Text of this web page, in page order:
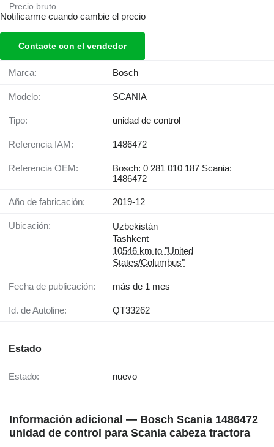
Precio bruto
Notificarme cuando cambie el precio
Contacte con el vendedor
Marca: Bosch
Modelo: SCANIA
Tipo: unidad de control
Referencia IAM: 1486472
Referencia OEM:
Bosch: 0 281 010 187 Scania:
1486472
Año de fabricación: 2019-12
Ubicación:
Uzbekistán
Tashkent
10546 km to "United
States/Columbus"
Fecha de publicación: más de 1 mes
Id. de Autoline: QT33262
Estado
Estado: nuevo
Información adicional — Bosch Scania 1486472
unidad de control para Scania cabeza tractora